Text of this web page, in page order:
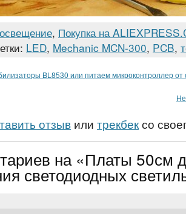
, Покупка на
LED, Mechanic MCN-300, PCB,
BL8530 или питаем микроконтроллер от
отзыв или трекбексо
на «Платы 50см
светодиодных